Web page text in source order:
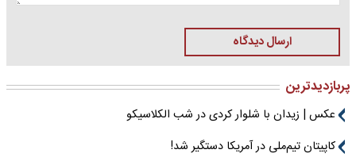
ارسال دیدگاه
پربازدیدترین
عکس | زیدان با شلوار کردی در شب الکلاسیکو
کاپیتان تیم‌ملی در آمریکا دستگیر شد!